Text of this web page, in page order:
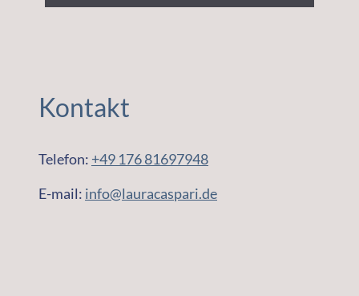
Kontakt
Telefon: +49 176 81697948
E-mail: info@lauracaspari.de